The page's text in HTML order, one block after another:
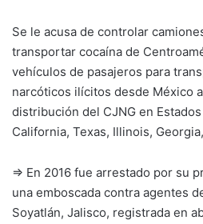
Se le acusa de controlar
transportar cocaína de
vehículos de pasajeros para
narcóticos ilícitos desde México
distribución del CJNG en
California, Texas, Illinois,
⇒ En 2016 fue arrestado por su
una emboscada contra agentes
Soyatlán, Jalisco, registrada en